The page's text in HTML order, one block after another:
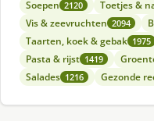
Soepen 2120 Toetjes &
Vis & zeevruchten 2094
Taarten, koek & gebak 1975
Pasta & rijst 1419
Salades 1216 Gezonde